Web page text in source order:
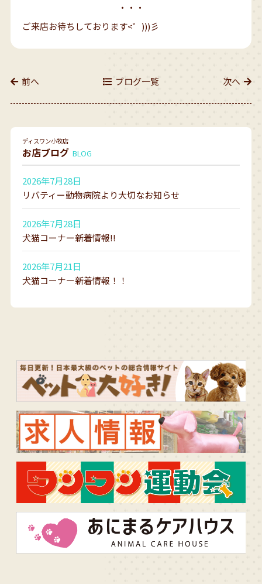
ディスワン小牧店
お店ブログ BLOG
2026年7月28日
リバティー動物病院より大切なお知らせ
2026年7月28日
犬猫コーナー新着情報!!
2026年7月21日
犬猫コーナー新着情報！！
・・・
ご来店お待ちしております<゜)))彡
前へ ブログ一覧 次へ